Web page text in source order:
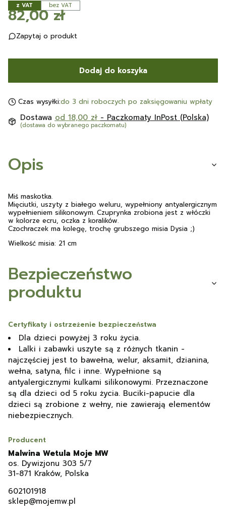
z VAT bez VAT
Cena
82,00 zł
Zapytaj o produkt
Dodaj do koszyka
Czas wysyłki:do 3 dni roboczych po zaksięgowaniu wpłaty
Dostawa od 18,00 zł - Paczkomaty InPost (Polska)
(dostawa do wybranego paczkomatu)
Opis
Miś maskotka.
Mięciutki, uszyty z białego weluru, wypełniony antyalergicznym
wypełnieniem silikonowym. Czuprynka zrobiona jest z włóczki
w kolorze ecru, oczka z koralików.
Czochraczek ma kolegę, trochę grubszego misia Dysia ;)
Wielkość misia: 21 cm
Bezpieczeństwo
produktu
Certyfikaty i ostrzeżenie bezpieczeństwa
Dla dzieci powyżej 3 roku życia.
Lalki i zabawki uszyte są z różnych tkanin -
najczęściej jest to bawełna, welur, aksamit, dzianina,
wełna, satyna, filc i inne. Wypełnione są
antyalergicznymi kulkami silikonowymi. Przeznaczone
są dla dzieci od 5 roku życia. Buciki-papucie dla
dzieci są zrobione z wełny, nie zawierają elementów
niebezpiecznych.
Producent
Malwina Wetula Moje MW
os. Dywizjonu 303 5/7
31-871 Kraków, Polska
602101918
sklep@mojemw.pl